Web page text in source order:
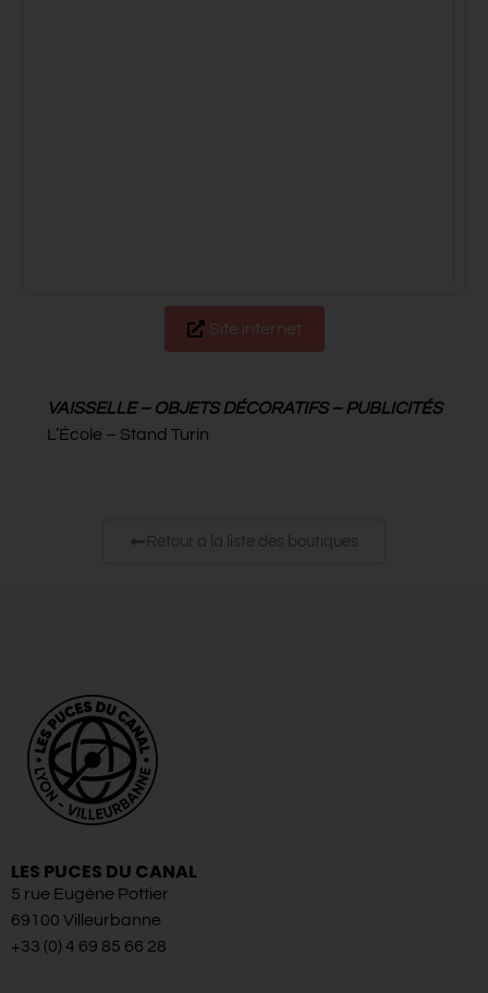
Site internet
VAISSELLE – OBJETS DÉCORATIFS – PUBLICITÉS
L’École – Stand Turin
Retour à la liste des boutiques
LES PUCES DU CANAL
5 rue Eugène Pottier
69100 Villeurbanne
+33 (0) 4 69 85 66 28